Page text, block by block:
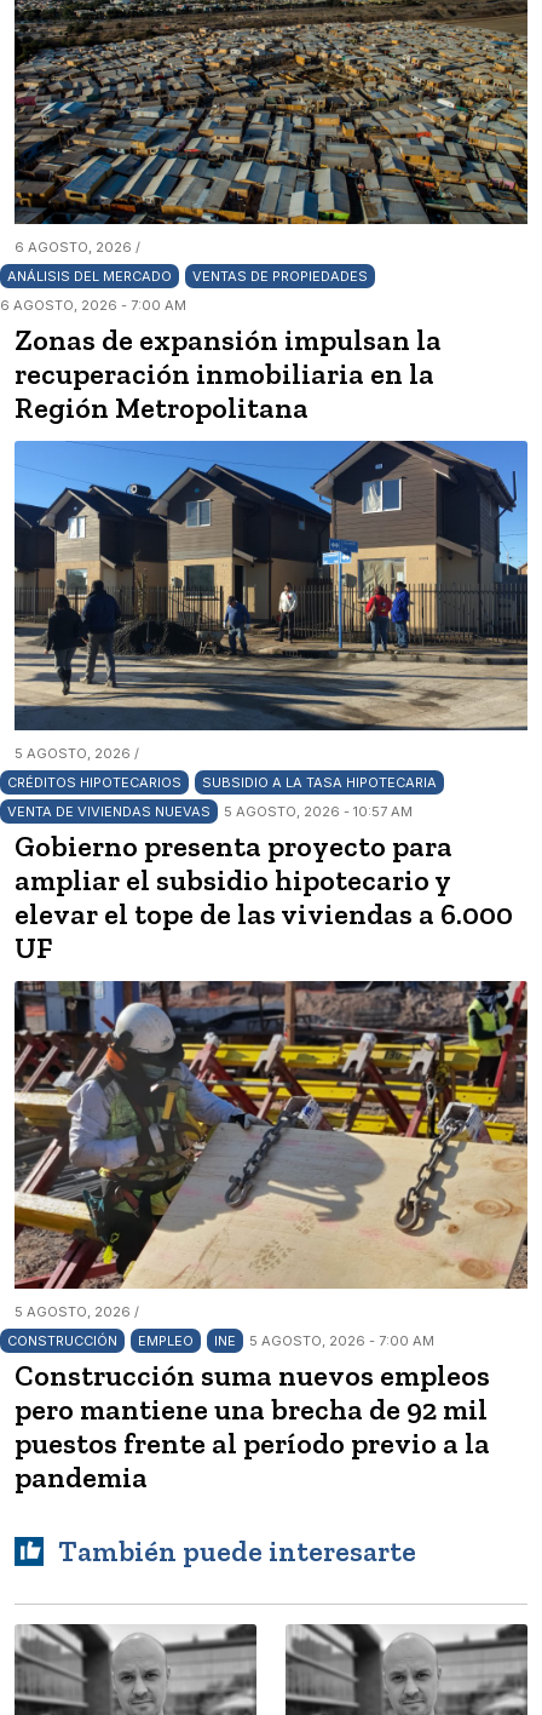
6 AGOSTO, 2026 /
ANÁLISIS DEL MERCADO
VENTAS DE PROPIEDADES
6 AGOSTO, 2026 - 7:00 AM
Zonas de expansión impulsan la
recuperación inmobiliaria en la
Región Metropolitana
5 AGOSTO, 2026 /
CRÉDITOS HIPOTECARIOS
SUBSIDIO A LA TASA HIPOTECARIA
VENTA DE VIVIENDAS NUEVAS
5 AGOSTO, 2026 - 10:57 AM
Gobierno presenta proyecto para
ampliar el subsidio hipotecario y
elevar el tope de las viviendas a 6.000
UF
5 AGOSTO, 2026 /
CONSTRUCCIÓN
EMPLEO INE 5 AGOSTO, 2026 - 7:00 AM
Construcción suma nuevos empleos
pero mantiene una brecha de 92 mil
puestos frente al período previo a la
pandemia
También puede interesarte